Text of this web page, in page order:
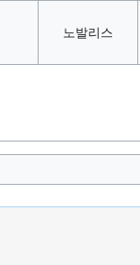
노발리스